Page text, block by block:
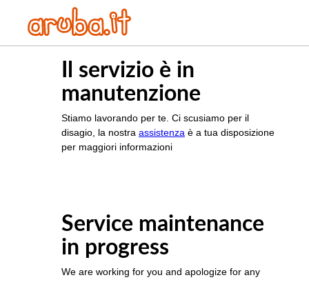
Il servizio è in
manutenzione
Stiamo lavorando per te. Ci scusiamo per il
disagio, la nostra assistenza è a tua disposizione
per maggiori informazioni
Service maintenance
in progress
We are working for you and apologize for any